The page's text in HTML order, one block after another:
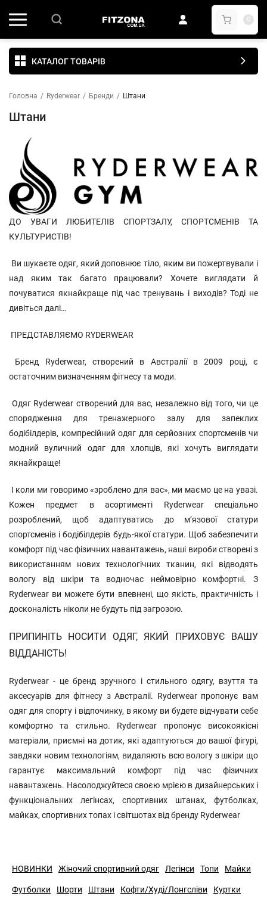
0
КАТАЛОГ ТОВАРІВ
Головна / Ryderwear / Бренди / Штани
Штани
ДО УВАГИ ЛЮБИТЕЛІВ СПОРТЗАЛУ, СПОРТСМЕНІВ ТА
КУЛЬТУРИСТІВ!
Ви шукаєте одяг, який доповнює тіло, яким ви пожертвували і
над яким так багато працювали? Хочете виглядати й
почуватися якнайкраще під час тренувань і виходів? Тоді не
дивіться далі…
ПРЕДСТАВЛЯЄМО RYDERWEAR
Бренд Ryderwear, створений в Австралії в 2009 році, є
остаточним визначенням фітнесу та моди.
Одяг Ryderwear створений для вас, незалежно від того, чи це
спорядження для тренажерного залу для запеклих
бодібілдерів, компресійний одяг для серйозних спортсменів чи
модний вуличний одяг для хлопців, які хочуть виглядати
якнайкраще!
І коли ми говоримо «зроблено для вас», ми маємо це на увазі.
Кожен предмет в асортименті Ryderwear спеціально
розроблений, щоб адаптуватись до м’язової статури
спортсменів і бодібілдерів будь-якої статури. Щоб забезпечити
комфорт під час фізичних навантажень, наші вироби створені з
використанням нових технологічних тканин, які відводять
вологу від шкіри та водночас неймовірно комфортні. З
Ryderwear ви можете бути впевнені, що якість, практичність і
досконалість ніколи не будуть під загрозою.
ПРИПИНІТЬ НОСИТИ ОДЯГ, ЯКИЙ ПРИХОВУЄ ВАШУ
ВІДДАНІСТЬ!
Ryderwear - це бренд зручного і стильного одягу, взуття та
аксесуарів для фітнесу з Австралії. Ryderwear пропонує вам
одяг для спорту і відпочинку, в якому ви будете відчувати себе
комфортно та стильно. Ryderwear пропонує високоякісні
матеріали, приємні на дотик, які адаптуються до вашої фігурі,
завдяки новим технологіям, видаляють всю вологу з шкіри що
гарантує максимальний комфорт під час фізичних
навантажень. Насолоджуйтеся своєю мрією в дизайнерських і
функціональних легінсах, спортивних штанах, футболках,
майках, спортивних топах і світшотах від бренду Ryderwear
НОВИНКИ Жіночий спортивний одяг Легінси Топи Майки
Футболки Шорти Штани Кофти/Худі/Лонгсліви Куртки